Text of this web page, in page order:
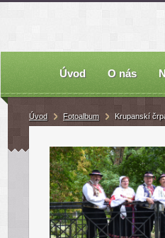
Úvod O nás
Úvod Fotoalbum Krupanskí